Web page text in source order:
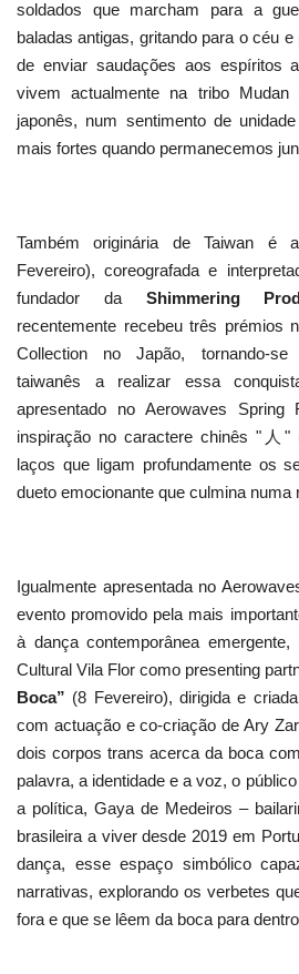
soldados que marcham para a
baladas antigas, gritando para o céu
de enviar saudações aos espíritos
vivem actualmente na tribo
japonês, num sentimento de
mais fortes quando permanecemos
Também originária de Taiwan é
Fevereiro), coreografada e
fundador da Shimmering
recentemente recebeu três prémios
Collection no Japão, tornando-
taiwanês a realizar essa
apresentado no Aerowaves Spring
inspiração no caractere chinês "人"
laços que ligam profundamente os
dueto emocionante que culmina numa
Igualmente apresentada no
evento promovido pela mais
à dança contemporânea
Cultural Vila Flor como presenting
Boca” (8 Fevereiro), dirigida e
com actuação e co-criação de Ary
dois corpos trans acerca da boca
palavra, a identidade e a voz, o
a política, Gaya de Medeiros –
brasileira a viver desde 2019 em
dança, esse espaço simbólico
narrativas, explorando os verbetes
fora e que se lêem da boca para